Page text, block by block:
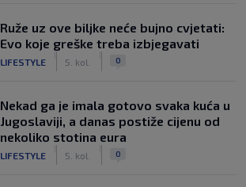
Ruže uz ove biljke neće bujno cvjetati:
Evo koje greške treba izbjegavati
LIFESTYLE 5. kol. 0
Nekad ga je imala gotovo svaka kuća u
Jugoslaviji, a danas postiže cijenu od
nekoliko stotina eura
LIFESTYLE 5. kol. 0